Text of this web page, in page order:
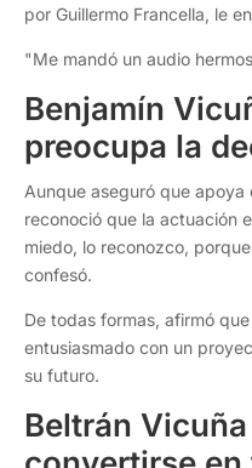
por Guillermo Francella, le
"Me mandó un audio
Benjamín
preocupa la
Aunque aseguró que apoya
reconoció que la actuación
miedo, lo reconozco,
confesó.
De todas formas, afirmó
entusiasmado con un
su futuro.
Beltrán